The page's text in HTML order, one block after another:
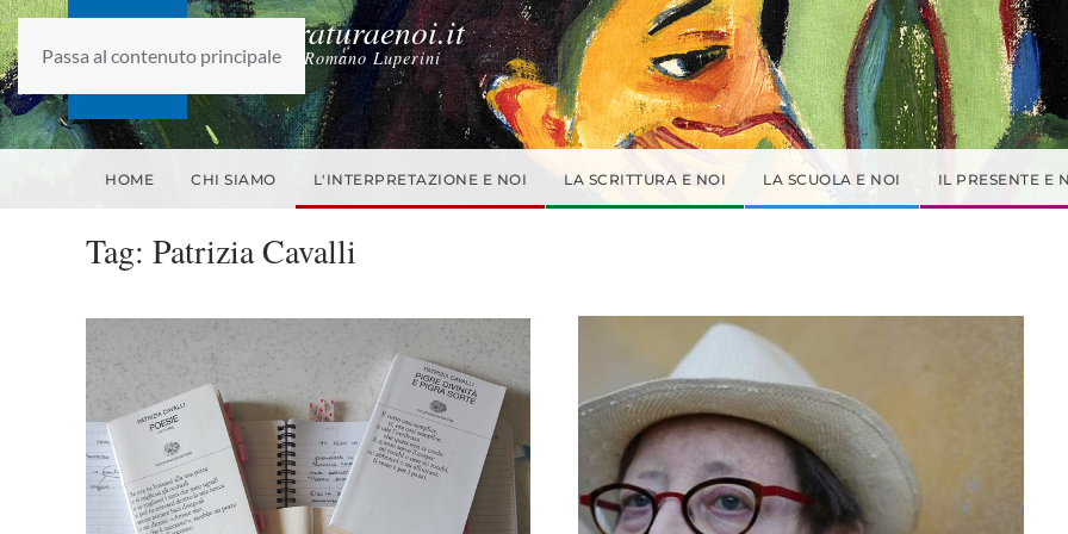
Passa al contenuto principale
laletteraturaenoi.it
fondato da Romano Luperini
HOME CHI SIAMO L'INTERPRETAZIONE E NOI LA SCRITTURA E NOI LA SCUOLA E NOI IL PRESENTE E
Tag: Patrizia Cavalli